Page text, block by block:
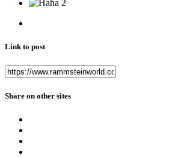
2
Link to post
Share on other sites